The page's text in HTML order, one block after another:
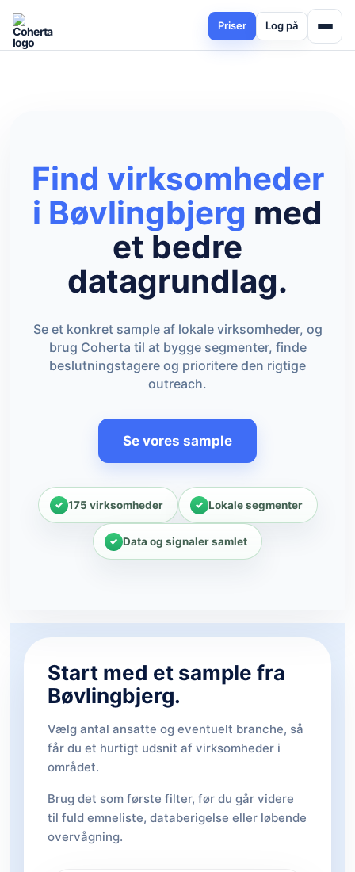
Priser Log på
Find virksomheder
i Bøvlingbjerg med
et bedre
datagrundlag.
Se et konkret sample af lokale virksomheder, og
brug Coherta til at bygge segmenter, finde
beslutningstagere og prioritere den rigtige
outreach.
Se vores sample
175 virksomheder Lokale segmenter
Data og signaler samlet
Start med et sample fra
Bøvlingbjerg.
Vælg antal ansatte og eventuelt branche, så
får du et hurtigt udsnit af virksomheder i
området.
Brug det som første filter, før du går videre
til fuld emneliste, databerigelse eller løbende
overvågning.